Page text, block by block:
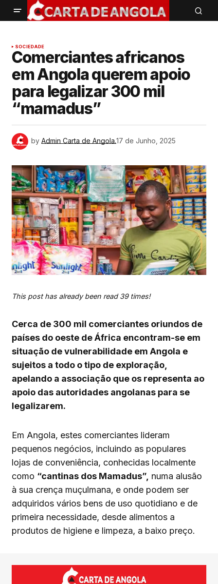
SOCIEDADE
Comerciantes africanos
em Angola querem apoio
para legalizar 300 mil
“mamadus”
by Admin Carta de Angola.17 de Junho, 2025
This post has already been read 39 times!
Cerca de 300 mil comerciantes oriundos de
países do oeste de África encontram-se em
situação de vulnerabilidade em Angola e
sujeitos a todo o tipo de exploração,
apelando a associação que os representa ao
apoio das autoridades angolanas para se
legalizarem.
Em Angola, estes comerciantes lideram
pequenos negócios, incluindo as populares
lojas de conveniência, conhecidas localmente
como “cantinas dos Mamadus”, numa alusão
à sua crença muçulmana, e onde podem ser
adquiridos vários bens de uso quotidiano e de
primeira necessidade, desde alimentos a
produtos de higiene e limpeza, a baixo preço.